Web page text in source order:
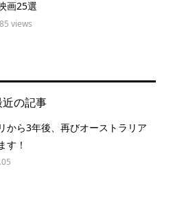
画25選
views
近の記事
から3年後、再びオーストラリア
す！